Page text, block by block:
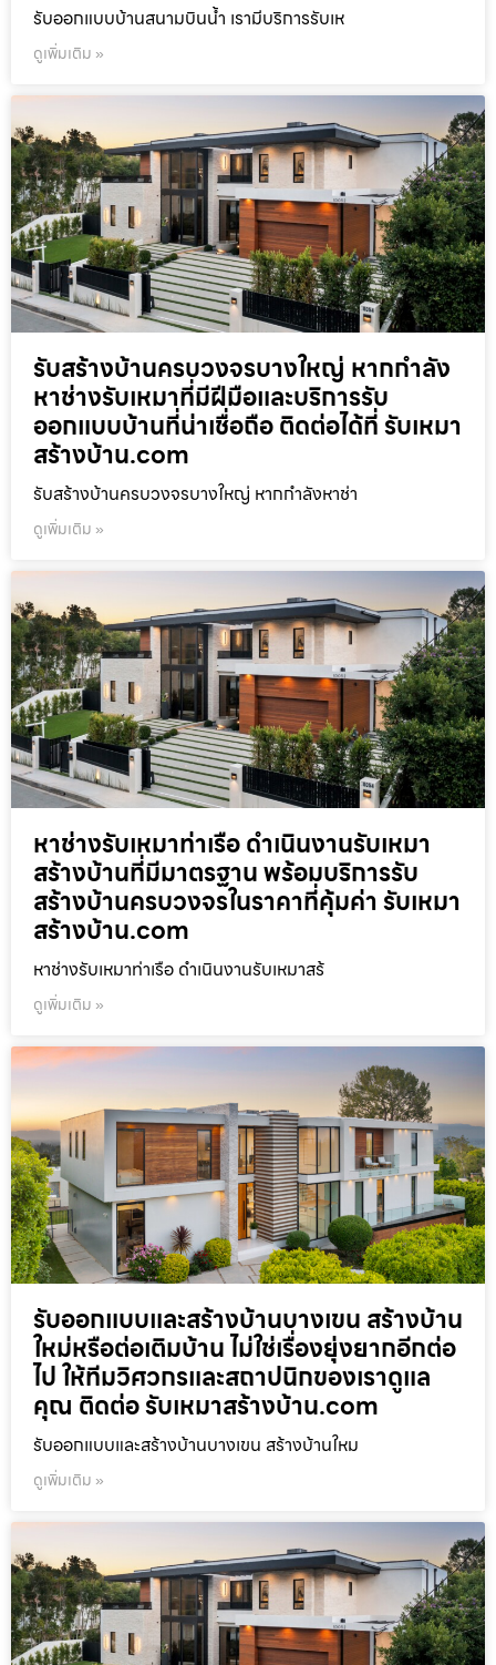
รับออกแบบบ้านสนามบินน้ำ เรามีบริการรับเห
ดูเพิ่มเติม »
รับสร้างบ้านครบวงจรบางใหญ่ หากกำลัง
หาช่างรับเหมาที่มีฝีมือและบริการรับ
ออกแบบบ้านที่น่าเชื่อถือ ติดต่อได้ที่ รับเหมา
สร้างบ้าน.com
รับสร้างบ้านครบวงจรบางใหญ่ หากกำลังหาช่า
ดูเพิ่มเติม »
หาช่างรับเหมาท่าเรือ ดำเนินงานรับเหมา
สร้างบ้านที่มีมาตรฐาน พร้อมบริการรับ
สร้างบ้านครบวงจรในราคาที่คุ้มค่า รับเหมา
สร้างบ้าน.com
หาช่างรับเหมาท่าเรือ ดำเนินงานรับเหมาสร้
ดูเพิ่มเติม »
รับออกแบบและสร้างบ้านบางเขน สร้างบ้าน
ใหม่หรือต่อเติมบ้าน ไม่ใช่เรื่องยุ่งยากอีกต่อ
ไป ให้ทีมวิศวกรและสถาปนิกของเราดูแล
คุณ ติดต่อ รับเหมาสร้างบ้าน.com
รับออกแบบและสร้างบ้านบางเขน สร้างบ้านใหม
ดูเพิ่มเติม »